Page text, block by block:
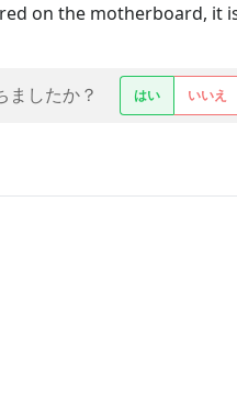
on the motherboard, it
ましたか？ はい いいえ